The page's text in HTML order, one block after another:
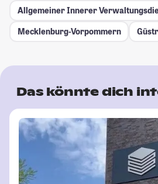
Allgemeiner Innerer
Mecklenburg-Vorpommern
Das könnte dich